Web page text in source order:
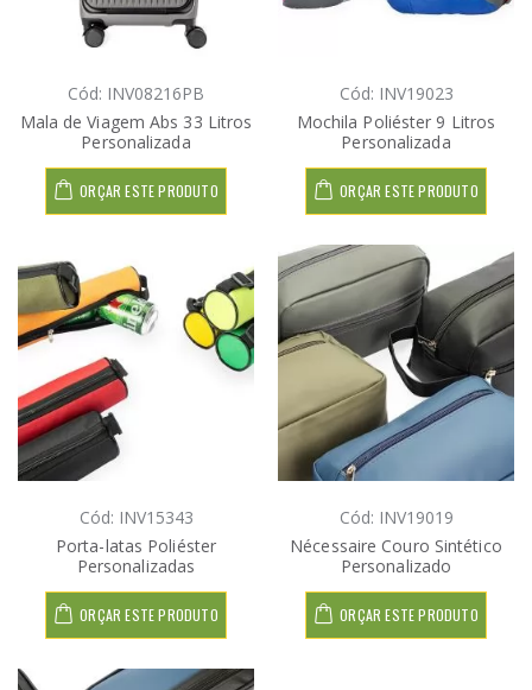
Cód: INV08216PB
Mala de Viagem Abs 33 Litros
Personalizada
ORÇAR ESTE PRODUTO
Cód: INV19023
Mochila Poliéster 9 Litros
Personalizada
ORÇAR ESTE PRODUTO
Cód: INV15343
Porta-latas Poliéster
Personalizadas
ORÇAR ESTE PRODUTO
Cód: INV19019
Nécessaire Couro Sintético
Personalizado
ORÇAR ESTE PRODUTO